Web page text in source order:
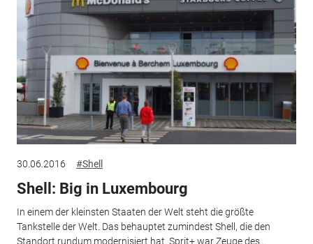
30.06.2016 #Shell
Shell: Big in Luxembourg
In einem der kleinsten Staaten der Welt steht die größte
Tankstelle der Welt. Das behauptet zumindest Shell, die den
Standort rundum modernisiert hat. Sprit+ war Zeuge des...